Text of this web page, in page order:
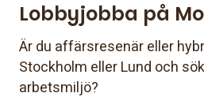
Lobbyjobba på
Är du affärsresenär eller
Stockholm eller Lund och
arbetsmiljö?